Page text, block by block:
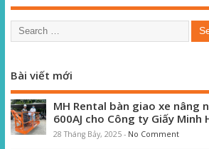
Bài viết mới
MH Rental bàn giao xe nâng
600AJ cho Công ty Giấy Minh
28 Tháng Bảy, 2025 - No Comment